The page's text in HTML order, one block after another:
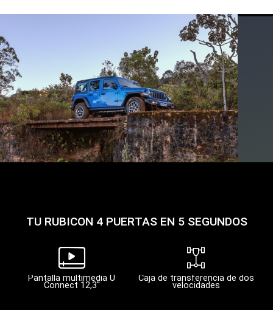
TU RUBICON 4 PUERTAS EN 5 SEGUNDOS
Pantalla multimedia U
Connect 12,3''
Caja de transferencia de dos
velocidades